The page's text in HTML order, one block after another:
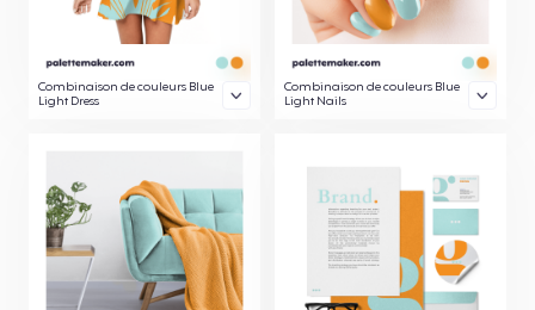
Combinaison de couleurs Blue
Light Dress
Combinaison de couleurs Blue
Light Nails